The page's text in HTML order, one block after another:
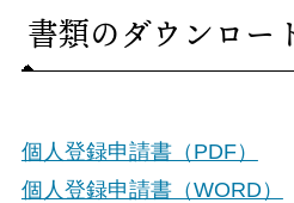
書類のダウンロー
個人登録申請書（PDF）
個人登録申請書（WORD）